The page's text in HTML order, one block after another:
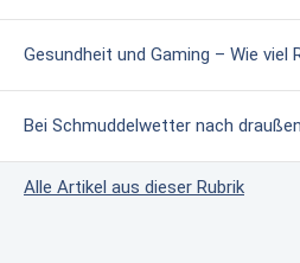
Gesundheit und Gaming – Wie viel
Bei Schmuddelwetter nach draußen
Alle Artikel aus dieser Rubrik